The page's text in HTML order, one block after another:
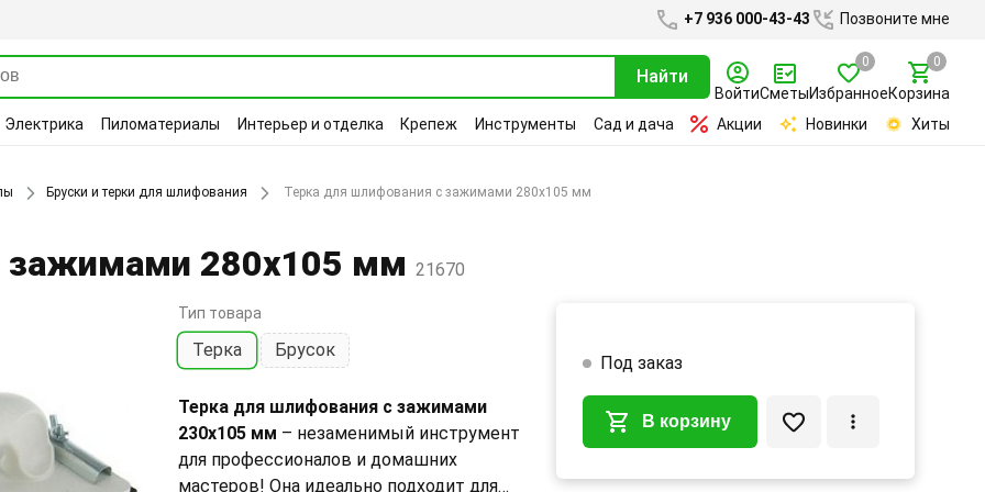
+7 936 000-43-43 Позвоните мне
Найти
ВойтиСметыИзбранное
0
Корзина
0
Электрика Пиломатериалы Интерьер и отделка Крепеж Инструменты Сад и дача Акции Новинки Хиты
Бруски и терки для шлифования Терка для шлифования с зажимами 280х105 мм
зажимами 280х105 мм 21670
Тип товара
Терка Брусок
Терка для шлифования с зажимами
230х105 мм – незаменимый инструмент
для профессионалов и домашних
мастеров! Она идеально подходит для
Под заказ
В корзину